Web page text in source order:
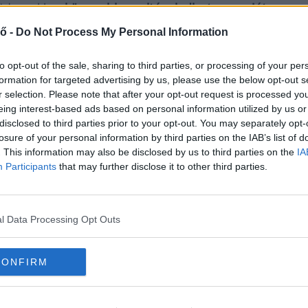
- Do Not Process My Personal Information
opt-out of the sale, sharing to third parties, or processing of your
for targeted advertising by us, please use the below opt-out
selection. Please note that after your opt-out request is processed
interest-based ads based on personal information utilized by us
to third parties prior to your opt-out. You may separately
of your personal information by third parties on the IAB’s list of
This information may also be disclosed by us to third parties on the
Participants that may further disclose it to other third parties.
Data Processing Opt Outs
akkorkönnyebben eltávolodhatsz a saját
nagyszerűségét és sokszínűségét.Ami
hogy a gondjaid varázsütésre eltűnnek,
és nem foglalják le teljesen a figyelmedet.
figyelsz. Egy kutatásban azok, akik egy
magukat stresszesnek, mint azok, akik zárt
szerint befolyásolja a belső állapotodat.
kimozdulni?
lehetőséged kimozdulni a városi
akár egy kis balkonládás “veteményeskert”
vagy élnek,
magukat.
önmagában is csökkenti a stresszt.A lényeg
életedből, hanem hogy időnként kilépj a saját